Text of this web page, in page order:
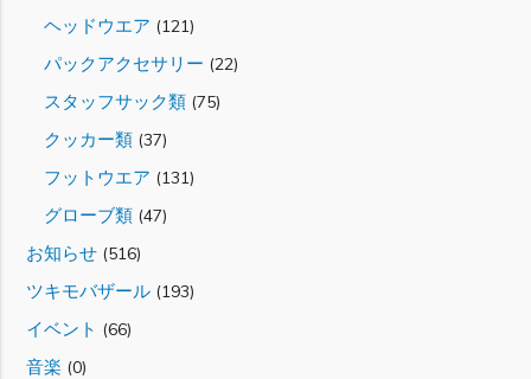
ヘッドウエア (121)
パックアクセサリー (22)
スタッフサック類(75)
クッカー類(37)
フットウエア (131)
グローブ類(47)
お知らせ(516)
ツキモバザール(193)
イベント (66)
音楽 (0)